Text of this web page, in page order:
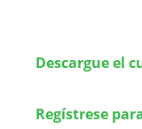
Descargue el
Regístrese